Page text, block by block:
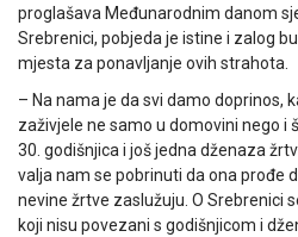
proglašava Međunarodnim danom
Srebrenici, pobjeda je istine i zalog
mjesta za ponavljanje ovih strahota.
– Na nama je da svi damo doprinos,
zaživjele ne samo u domovini nego i
30. godišnjica i još jedna dženaza
valja nam se pobrinuti da ona prođe
nevine žrtve zaslužuju. O Srebrenici
koji nisu povezani s godišnjicom i